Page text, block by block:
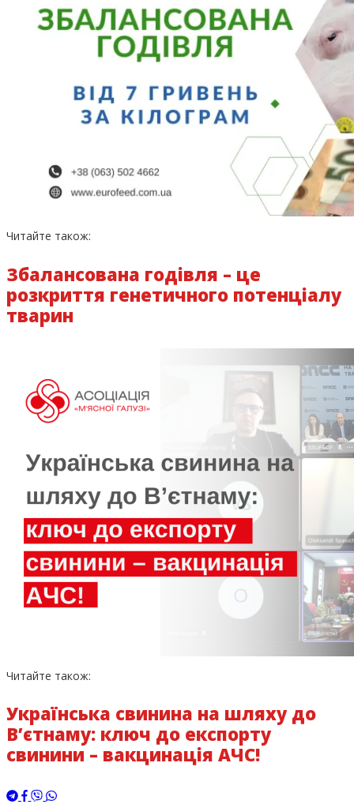
Читайте також:
Збалансована годівля – це
розкриття генетичного потенціалу
тварин
Читайте також:
Українська свинина на шляху до
В’єтнаму: ключ до експорту
свинини – вакцинація АЧС!